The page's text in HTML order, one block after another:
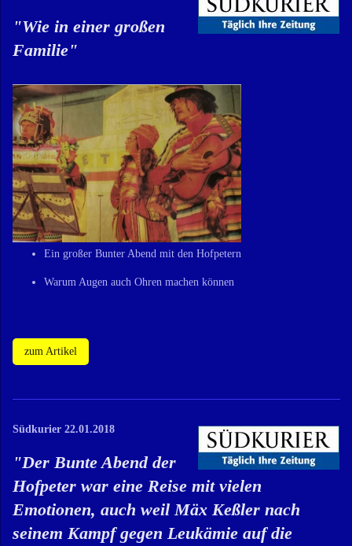
"Wie in einer großen
Familie"
Ein großer Bunter Abend mit den Hofpetern
Warum Augen auch Ohren machen können
zum Artikel
Südkurier 22.01.2018
"Der Bunte Abend der
Hofpeter war eine Reise mit vielen
Emotionen, auch weil Mäx Keßler nach
seinem Kampf gegen Leukämie auf die